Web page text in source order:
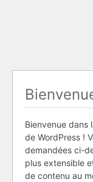
Bienvenue dans
de WordPress !
demandées ci-
plus extensible
de contenu au